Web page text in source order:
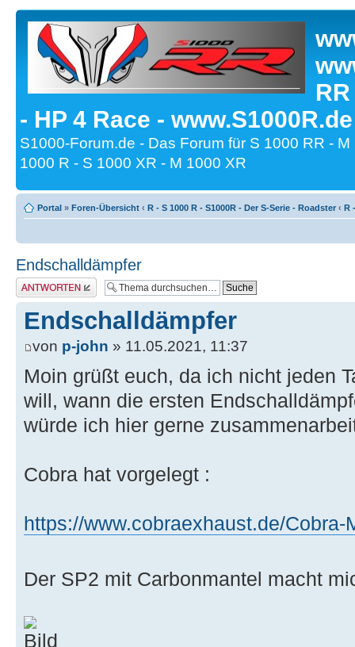
- HP 4 Race -
S1000-Forum.de - Das Forum für S 1000 RR -
1000 R - S 1000 XR - M 1000 XR
Portal » Foren-Übersicht ‹ R - S 1000 R - S1000R - Der S-Serie - Roadster ‹ R
Endschalldämpfer
Antwort erstellen
Endschalldämpfer
von p-john » 11.05.2021, 11:37
Moin grüßt euch, da ich nicht jeden
will, wann die ersten
würde ich hier gerne
Cobra hat vorgelegt :
https://www.cobraexhaust.de/Cobra-
Der SP2 mit Carbonmantel macht